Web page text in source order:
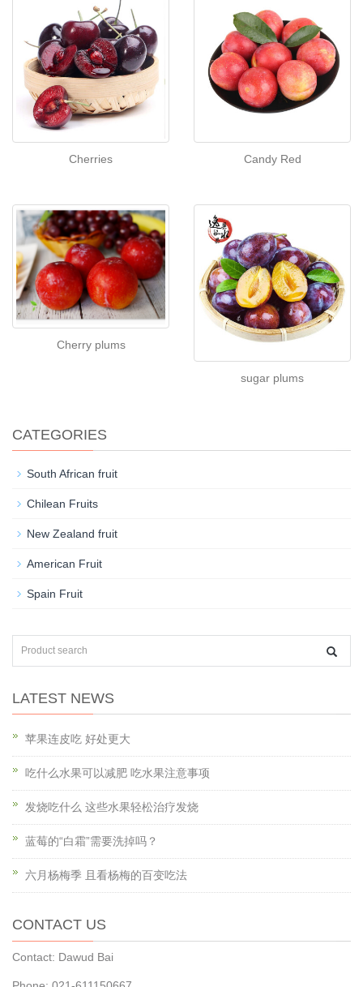
Cherries Candy Red
Cherry plums
sugar plums
CATEGORIES
South African fruit
Chilean Fruits
New Zealand fruit
American Fruit
Spain Fruit
LATEST NEWS
苹果连皮吃 好处更大
吃什么水果可以减肥 吃水果注意事项
发烧吃什么 这些水果轻松治疗发烧
蓝莓的“白霜”需要洗掉吗？
六月杨梅季 且看杨梅的百变吃法
CONTACT US
Contact: Dawud Bai